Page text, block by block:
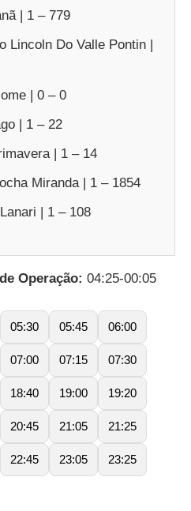
| 1 – 779
Lincoln Do Valle Pontin |
| 0 – 0
| 1 – 22
| 1 – 14
Miranda | 1 – 1854
| 1 – 108
Operação: 04:25-00:05
05:30 05:45 06:00
07:00 07:15 07:30
18:40 19:00 19:20
20:45 21:05 21:25
22:45 23:05 23:25